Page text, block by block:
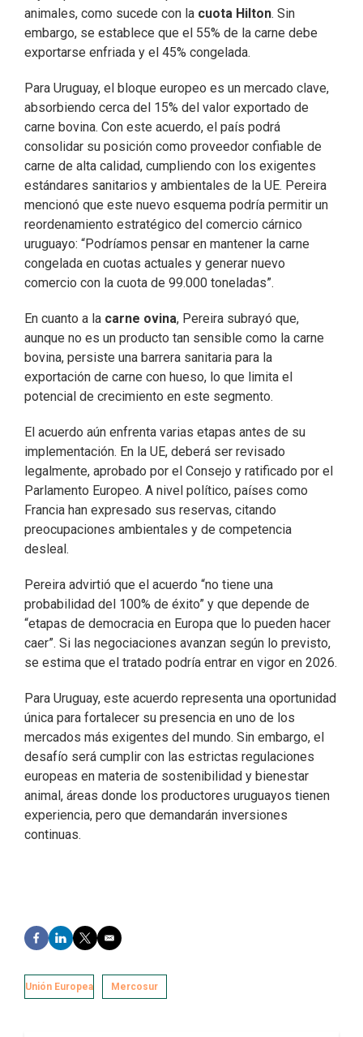
animales, como sucede con la cuota Hilton. Sin
embargo, se establece que el 55% de la carne debe
exportarse enfriada y el 45% congelada.
Para Uruguay, el bloque europeo es un mercado clave,
absorbiendo cerca del 15% del valor exportado de
carne bovina. Con este acuerdo, el país podrá
consolidar su posición como proveedor confiable de
carne de alta calidad, cumpliendo con los exigentes
estándares sanitarios y ambientales de la UE. Pereira
mencionó que este nuevo esquema podría permitir un
reordenamiento estratégico del comercio cárnico
uruguayo: “Podríamos pensar en mantener la carne
congelada en cuotas actuales y generar nuevo
comercio con la cuota de 99.000 toneladas”.
En cuanto a la carne ovina, Pereira subrayó que,
aunque no es un producto tan sensible como la carne
bovina, persiste una barrera sanitaria para la
exportación de carne con hueso, lo que limita el
potencial de crecimiento en este segmento.
El acuerdo aún enfrenta varias etapas antes de su
implementación. En la UE, deberá ser revisado
legalmente, aprobado por el Consejo y ratificado por el
Parlamento Europeo. A nivel político, países como
Francia han expresado sus reservas, citando
preocupaciones ambientales y de competencia
desleal.
Pereira advirtió que el acuerdo “no tiene una
probabilidad del 100% de éxito” y que depende de
“etapas de democracia en Europa que lo pueden hacer
caer”. Si las negociaciones avanzan según lo previsto,
se estima que el tratado podría entrar en vigor en 2026.
Para Uruguay, este acuerdo representa una oportunidad
única para fortalecer su presencia en uno de los
mercados más exigentes del mundo. Sin embargo, el
desafío será cumplir con las estrictas regulaciones
europeas en materia de sostenibilidad y bienestar
animal, áreas donde los productores uruguayos tienen
experiencia, pero que demandarán inversiones
continuas.
F
a
e
b
L
i
k
e
T
w
t
t
E
m
l
Unión Europea Mercosur